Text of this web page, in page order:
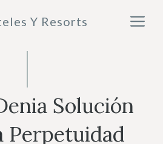
Y Resorts
Solución
Perpetuidad